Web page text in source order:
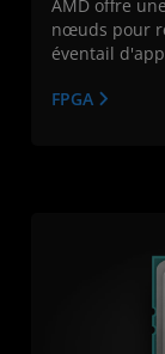
AMD offre
nœuds pour
éventail
FPGA